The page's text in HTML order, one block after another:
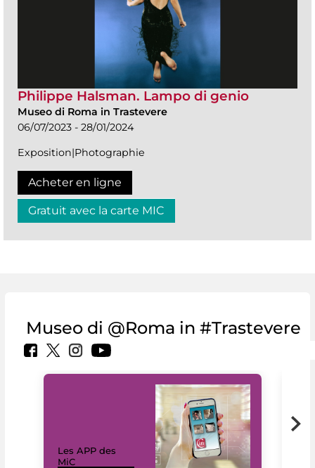
Philippe Halsman. Lampo di genio
Museo di Roma in Trastevere
06/07/2023 - 28/01/2024
Exposition|Photographie
Acheter en ligne
Gratuit avec la carte MIC
Museo di @Roma in #Trastevere
Les APP des
MiC